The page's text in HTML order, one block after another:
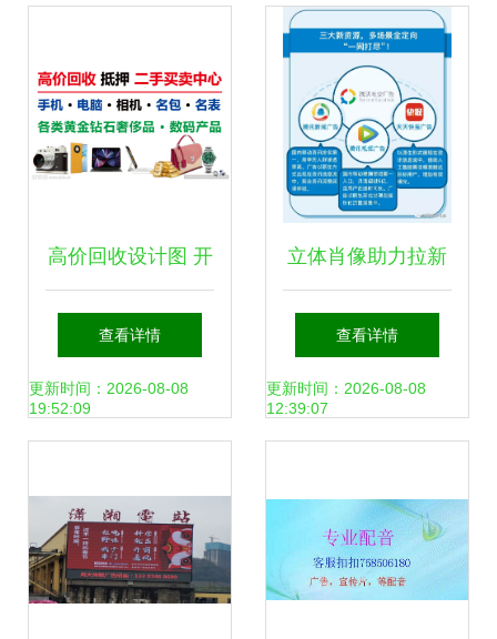
高价回收设计图 开
启你的创意变现之
旅
查看详情
更新时间：2026-08-08
19:52:09
立体肖像助力拉新
激活 腾讯社交广告
新资源定义多场景
查看详情
更新时间：2026-08-08
12:39:07